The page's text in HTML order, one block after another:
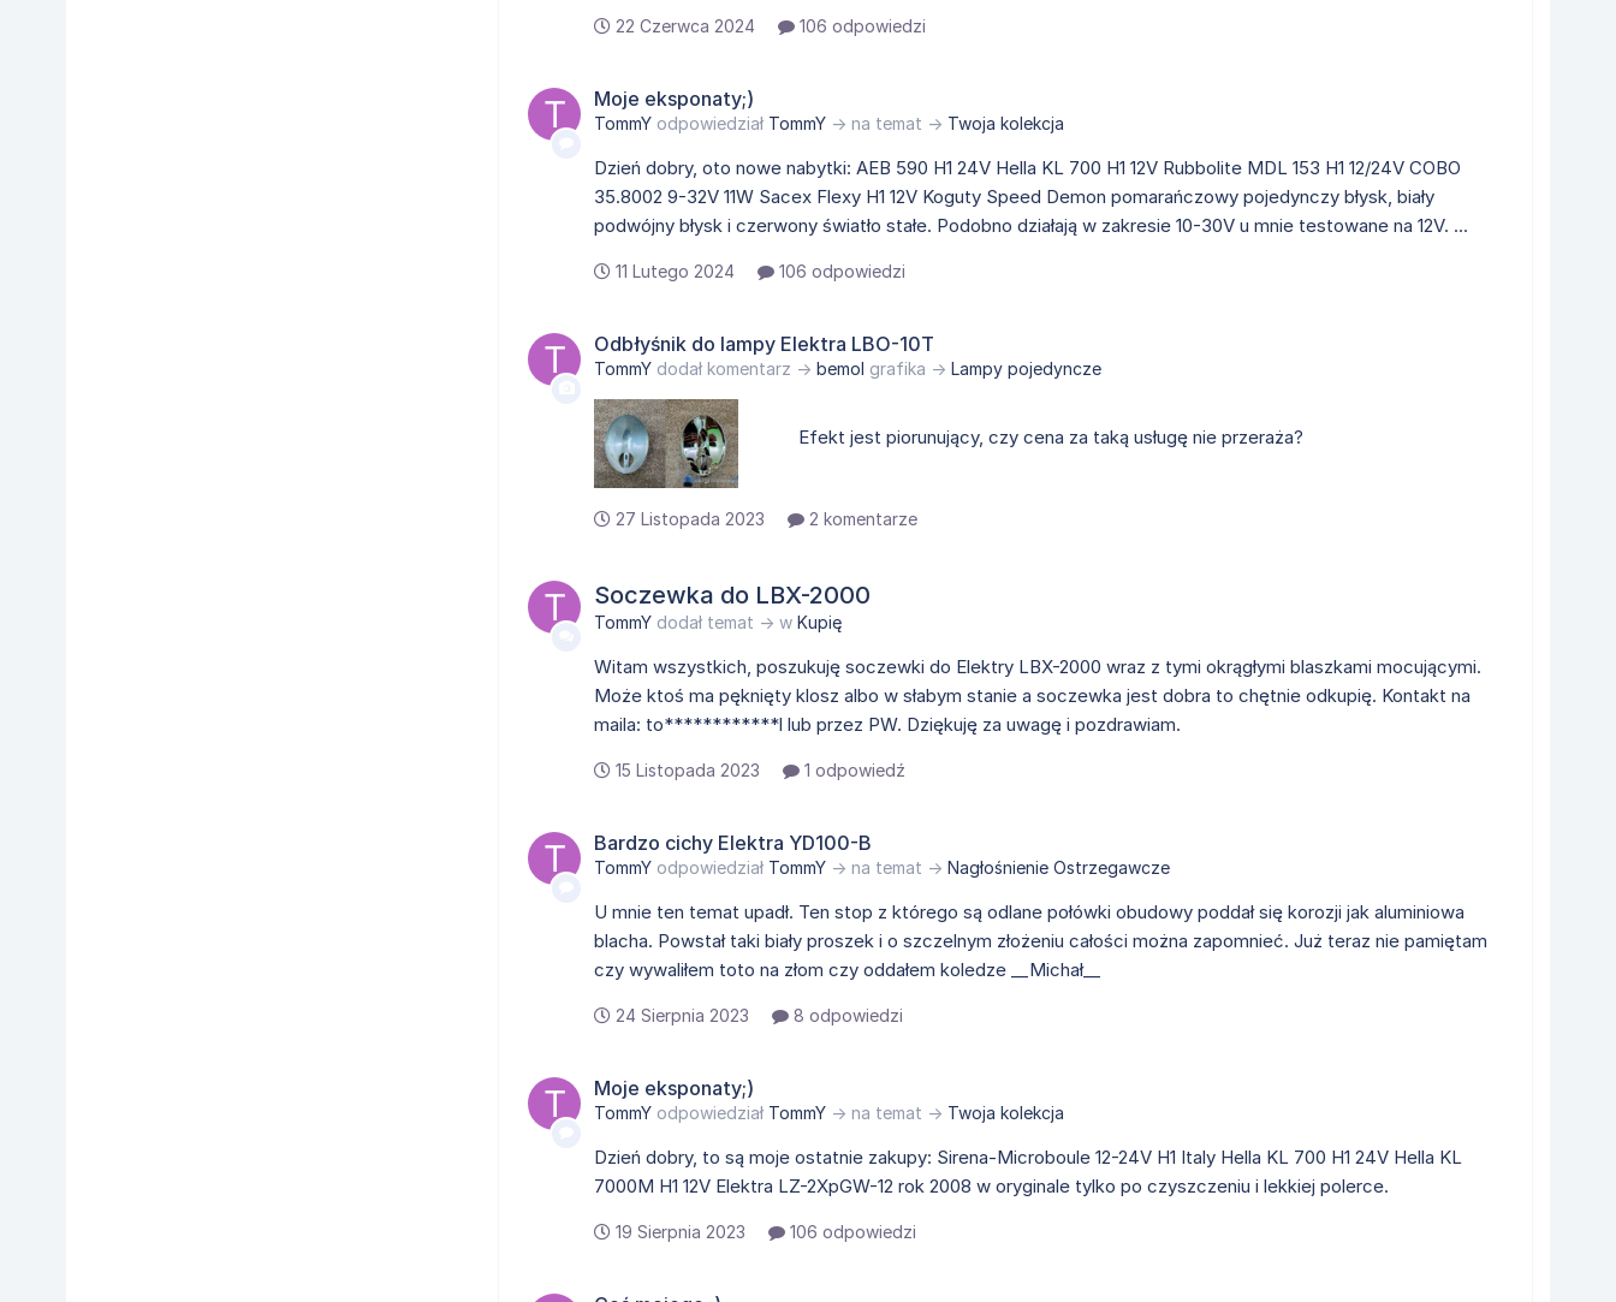
22 Czerwca 2024 106 odpowiedzi
Moje eksponaty;)
TommY odpowiedział TommY → na temat → Twoja kolekcja
Dzień dobry, oto nowe nabytki: AEB 590 H1 24V Hella KL 700 H1 12V Rubbolite MDL 153 H1 12/24V COBO
35.8002 9-32V 11W Sacex Flexy H1 12V Koguty Speed Demon pomarańczowy pojedynczy błysk, biały
podwójny błysk i czerwony światło stałe. Podobno działają w zakresie 10-30V u mnie testowane na 12V. ...
11 Lutego 2024 106 odpowiedzi
Odbłyśnik do lampy Elektra LBO-10T
TommY dodał komentarz → bemol grafika → Lampy pojedyncze
Efekt jest piorunujący, czy cena za taką usługę nie przeraża?
27 Listopada 2023 2 komentarze
Soczewka do LBX-2000
TommY dodał temat → w Kupię
Witam wszystkich, poszukuję soczewki do Elektry LBX-2000 wraz z tymi okrągłymi blaszkami mocującymi.
Może ktoś ma pęknięty klosz albo w słabym stanie a soczewka jest dobra to chętnie odkupię. Kontakt na
maila: to************l lub przez PW. Dziękuję za uwagę i pozdrawiam.
15 Listopada 2023 1 odpowiedź
Bardzo cichy Elektra YD100-B
TommY odpowiedział TommY → na temat → Nagłośnienie Ostrzegawcze
U mnie ten temat upadł. Ten stop z którego są odlane połówki obudowy poddał się korozji jak aluminiowa
blacha. Powstał taki biały proszek i o szczelnym złożeniu całości można zapomnieć. Już teraz nie pamiętam
czy wywaliłem toto na złom czy oddałem koledze __Michał__
24 Sierpnia 2023 8 odpowiedzi
Moje eksponaty;)
TommY odpowiedział TommY → na temat → Twoja kolekcja
Dzień dobry, to są moje ostatnie zakupy: Sirena-Microboule 12-24V H1 Italy Hella KL 700 H1 24V Hella KL
7000M H1 12V Elektra LZ-2XpGW-12 rok 2008 w oryginale tylko po czyszczeniu i lekkiej polerce.
19 Sierpnia 2023 106 odpowiedzi